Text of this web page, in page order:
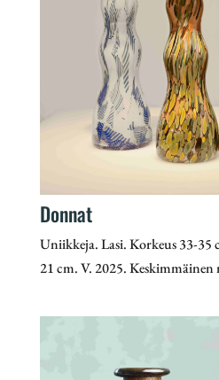
Donnat
Uniikkeja. Lasi. Korkeus 33-35
21 cm. V. 2025. Keskimmäinen